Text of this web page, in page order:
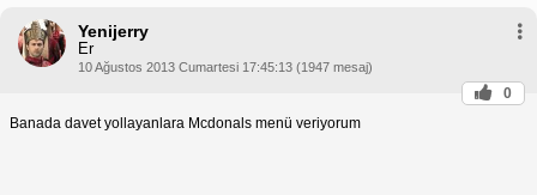
Yenijerry
Er
10 Ağustos 2013 Cumartesi 17:45:13 (1947 mesaj)
0
Banada davet yollayanlara Mcdonals menü veriyorum